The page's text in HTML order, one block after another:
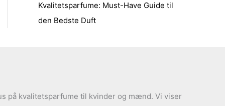
Kvalitetsparfume: Must-Have Guide til
den Bedste Duft
på kvalitetsparfume til kvinder og mænd. Vi viser